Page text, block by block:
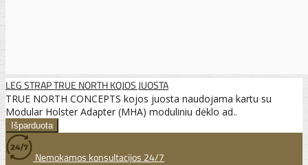
LEG STRAP TRUE NORTH KOJOS JUOSTA
TRUE NORTH CONCEPTS kojos juosta naudojama kartu su
Modular Holster Adapter (MHA) moduliniu dėklo ad..
Nemokamos konsultacijos 24/7